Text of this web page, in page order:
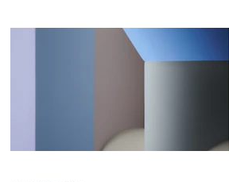
の個性や才能を発揮することができますようにと祈る
「種智をまどかにせんことを」という言葉から受けたも
のです。 3年目を迎えたHUG FOR＿.の2周年を祝うと
な作品に加え、2周年限定アイテムの販売やワークショ
ップなど、関連イベントも多数企画しております。
2025年に向けた新たなスタートが素晴らしいひととき